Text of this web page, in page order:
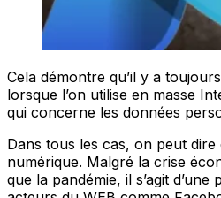
Cela démontre qu’il y a
lorsque l’on utilise en masse
qui concerne les données
Dans tous les cas, on peut dire
numérique. Malgré la crise
que la pandémie, il s’agit